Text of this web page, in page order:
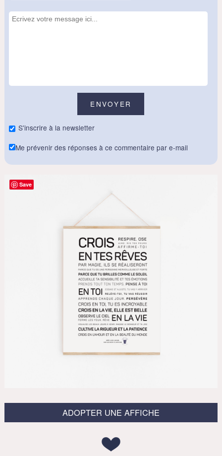
S'inscrire à la newsletter
Me prévenir des réponses à ce commentaire par e-mail
ADOPTER UNE AFFICHE
Save